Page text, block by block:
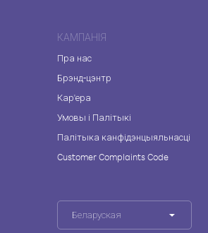
КАМПАНІЯ
Пра нас
Брэнд-цэнтр
Кар'ера
Умовы і Палітыкі
Палітыка канфідэнцыяльнасці
Customer Complaints Code
Беларуская